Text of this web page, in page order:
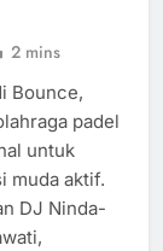
2 mins
Bounce,
padel
untuk
muda aktif.​
DJ Ninda-